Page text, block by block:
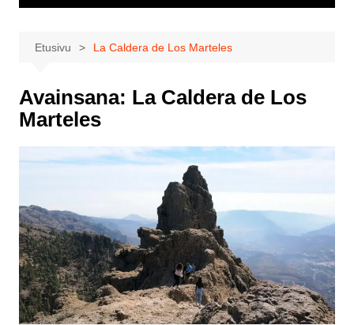
Etusivu La Caldera de Los Marteles
Avainsana: La Caldera de Los
Marteles